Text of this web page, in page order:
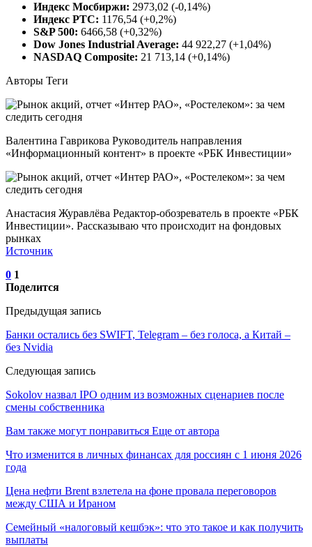
Индекс Мосбиржи: 2973,02 (-0,14%)
Индекс РТС: 1176,54 (+0,2%)
S&P 500: 6466,58 (+0,32%)
Dow Jones Industrial Average: 44 922,27 (+1,04%)
NASDAQ Composite: 21 713,14 (+0,14%)
Авторы Теги
Валентина Гаврикова Руководитель направления
«Информационный контент» в проекте «РБК Инвестиции»
Анастасия Журавлёва Редактор-обозреватель в проекте «РБК
Инвестиции». Рассказываю что происходит на фондовых
рынках
Источник
0 1
Поделится
Предыдущая запись
Банки остались без SWIFT, Telegram – без голоса, а Китай –
без Nvidia
Следующая запись
Sokolov назвал IPO одним из возможных сценариев после
смены собственника
Вам также могут понравиться Еще от автора
Что изменится в личных финансах для россиян с 1 июня 2026
года
Цена нефти Brent взлетела на фоне провала переговоров
между США и Ираном
Семейный «налоговый кешбэк»: что это такое и как получить
выплаты